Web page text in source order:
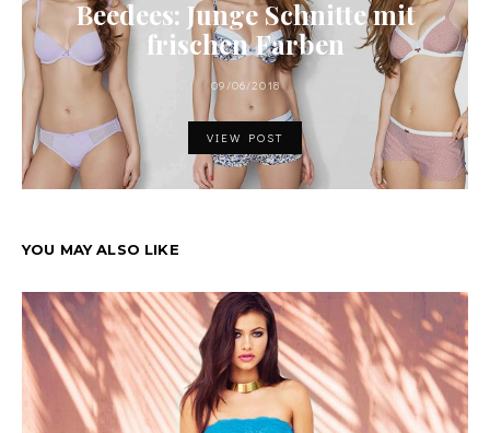
Beedees: Junge Schnitte mit
frischen Farben
09/06/2018
VIEW POST
YOU MAY ALSO LIKE